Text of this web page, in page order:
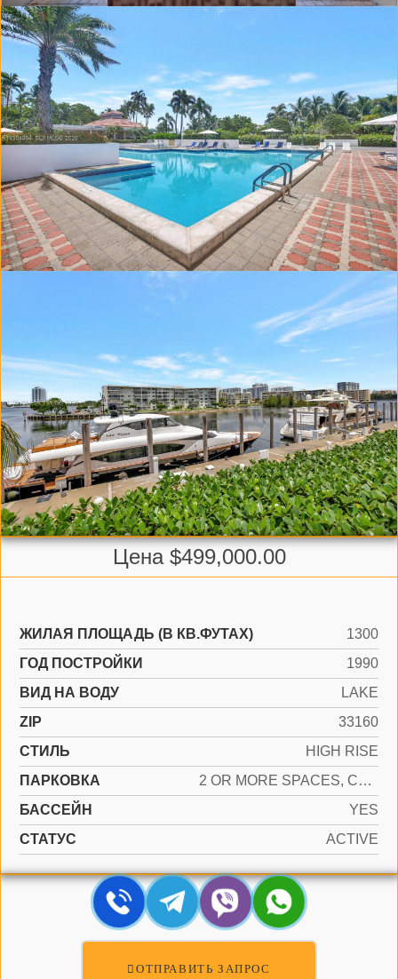
Цена $499,000.00
ЖИЛАЯ ПЛОЩАДЬ (В КВ.ФУТАХ)
1300
ГОД ПОСТРОЙКИ
1990
ВИД НА ВОДУ
LAKE
ZIP
33160
СТИЛЬ
HIGH RISE
ПАРКОВКА
2 OR MORE SPACES, COVERED, VALET
БАССЕЙН
YES
СТАТУС
ACTIVE
ОТПРАВИТЬ ЗАПРОС